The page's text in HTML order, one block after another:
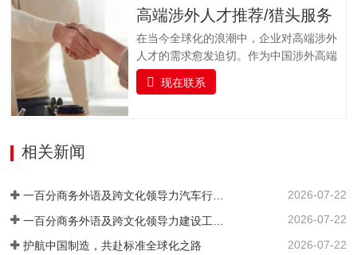
前准备指导协助作者完成投稿前的各项准
备工作，包括论文格式调整（…
面提升语言实战技能，培养具备扎实语言
基础、跨文化沟通能力与专业领域知识的
复合型翻译人才，助力企业国际化发展与
行业人才队伍建设。一百分提供全面的、
系统的雅思及俄语（ТРКИ）、日语
（JLPT）、韩语（TOPIK）、法语
高端涉外人才推荐/猎头服务
在当今全球化的浪潮中，企业对高端涉外
人才的需求愈发迫切。作为中国涉外高端
人才猎头的标杆品牌，一百分凭借精准对
接国内外高端人才与企业需求，凭借敏锐
又深谙专业领域的高端复合型人才。通过
严谨的流程与专业的眼光，确保每一位推
荐到您身边的人才，契合企业的国际化发
展战略，高效赋能，助力您的企业在国际
现在联系
相关新闻
一百分商务外语及跨文化领导力汽车行业培训案例 ——知名汽车出海企业国际化营销人才英语应用能力强化实践 2026-07-22
2026-07-22
护航中国制造，共赴标准全球化之路 2026-07-22